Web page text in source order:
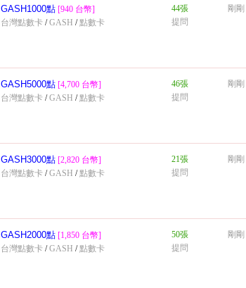
GASH1000點 [940 台幣]
台灣點數卡 /GASH /點數卡
44張
提問
剛剛
GASH5000點 [4,700 台幣]
台灣點數卡 /GASH /點數卡
46張
提問
剛剛
GASH3000點 [2,820 台幣]
台灣點數卡 /GASH /點數卡
21張
提問
剛剛
GASH2000點 [1,850 台幣]
台灣點數卡 /GASH /點數卡
50張
提問
剛剛